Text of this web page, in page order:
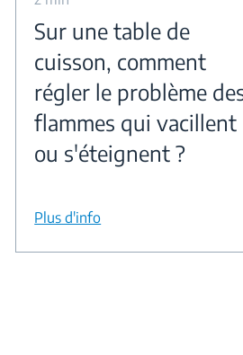
Sur une table de
cuisson, comment
régler le problème
flammes qui vacillent
ou s'éteignent ?
Plus d'info